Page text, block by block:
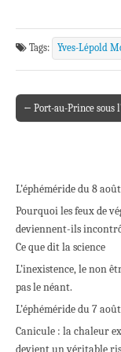
Tags: Yves-Lépold
Post navigation
← Port-au-Prince sous
L’éphéméride du 8 août
Pourquoi les feux de
deviennent-ils
Ce que dit la science
L’inexistence, le non
pas le néant.
L’éphéméride du 7 août
Canicule : la chaleur
devient un véritable